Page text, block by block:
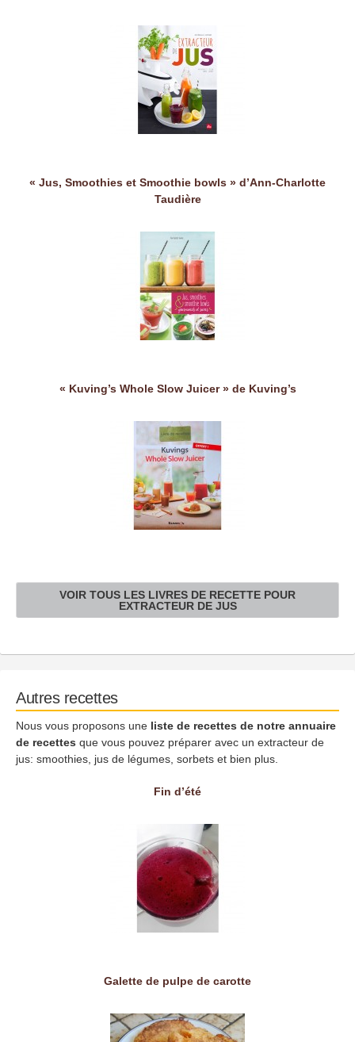
« Jus, Smoothies et Smoothie bowls » d’Ann-Charlotte
Taudière
« Kuving’s Whole Slow Juicer » de Kuving’s
VOIR TOUS LES LIVRES DE RECETTE POUR
EXTRACTEUR DE JUS
Autres recettes
Nous vous proposons une liste de recettes de notre annuaire
de recettes que vous pouvez préparer avec un extracteur de
jus: smoothies, jus de légumes, sorbets et bien plus.
Fin d’été
Galette de pulpe de carotte